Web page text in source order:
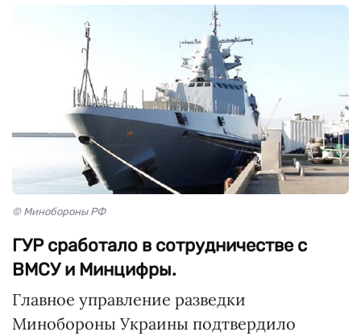
© Минобороны РФ
ГУР сработало в сотрудничестве с
ВМСУ и Минцифры.
Главное управление разведки
Минобороны Украины подтвердило